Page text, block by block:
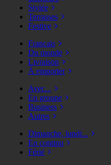
Stylée
Terrasses
Festive
Français
Du monde
Livraison
À emporter
Avec...
En groupe
Business
Autres
Dimanche, lundi...
En continu
Férié